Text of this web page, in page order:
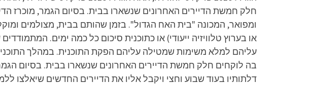
חלק חמשת הדיירים האחרונים שנשארו בבית. בסיום הגמר, מוכרז
ומפואר, המכונה "בית האח הגדול". בזמן שהותם בבית, מצולמים
או בערוץ טלוויזיה ייעודי) או כתוכנית סיכום כל כמה ימים.
עליהם למלא משימות שמטילה עליהם הפקת התוכנית. במהלך
בה לוקחים חלק חמשת הדיירים האחרונים שנשארו בבית. בסיום
דלתותיו בעוד שבוע וחצי ויקבל אליו את הדיירים החדשים שיאלצו